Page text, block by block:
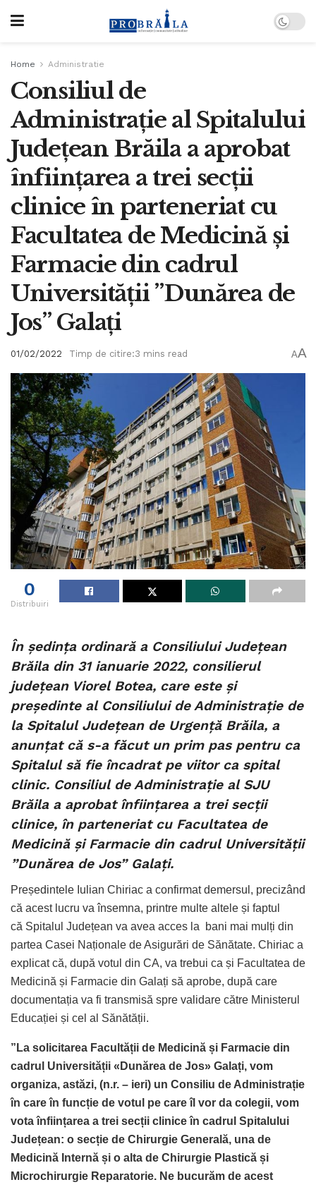
Home Administratie
Consiliul de
Administrație al Spitalului
Județean Brăila a aprobat
înființarea a trei secții
clinice în parteneriat cu
Facultatea de Medicină și
Farmacie din cadrul
Universității ”Dunărea de
Jos” Galați
01/02/2022 Timp de citire:3 mins read AA
0
Distribuiri
În ședința ordinară a Consiliului Județean
Brăila din 31 ianuarie 2022, consilierul
județean Viorel Botea, care este și
președinte al Consiliului de Administrație de
la Spitalul Județean de Urgență Brăila, a
anunțat că s-a făcut un prim pas pentru ca
Spitalul să fie încadrat pe viitor ca spital
clinic. Consiliul de Administrație al SJU
Brăila a aprobat înființarea a trei secții
clinice, în parteneriat cu Facultatea de
Medicină și Farmacie din cadrul Universității
”Dunărea de Jos” Galați.
Președintele Iulian Chiriac a confirmat demersul, precizând
că acest lucru va însemna, printre multe altele și faptul
că Spitalul Județean va avea acces la bani mai mulți din
partea Casei Naționale de Asigurări de Sănătate. Chiriac a
explicat că, după votul din CA, va trebui ca și Facultatea de
Medicină și Farmacie din Galați să aprobe, după care
documentația va fi transmisă spre validare către Ministerul
Educației și cel al Sănătății.
”La solicitarea Facultății de Medicină și Farmacie din
cadrul Universității «Dunărea de Jos» Galați, vom
organiza, astăzi, (n.r. – ieri) un Consiliu de Administrație
în care în funcție de votul pe care îl vor da colegii, vom
vota înființarea a trei secții clinice în cadrul Spitalului
Județean: o secție de Chirurgie Generală, una de
Medicină Internă și o alta de Chirurgie Plastică și
Microchirurgie Reparatorie. Ne bucurăm de acest